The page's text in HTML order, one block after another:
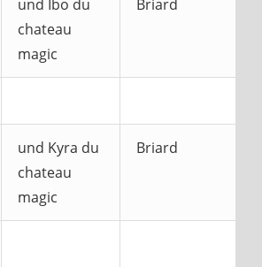
und Ibo du
chateau
magic
Briard
und Kyra du
chateau
magic
Briard